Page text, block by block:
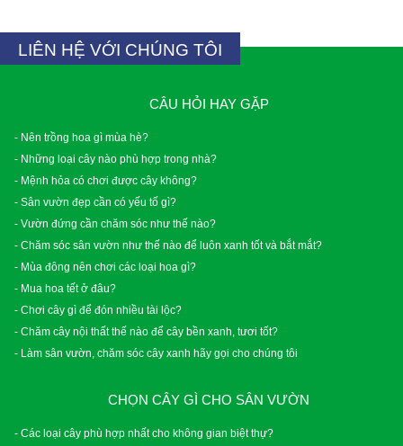
LIÊN HỆ VỚI CHÚNG TÔI
CÂU HỎI HAY GẶP
- Nên trồng hoa gì mùa hè?
- Những loại cây nào phù hợp trong nhà?
- Mệnh hỏa có chơi được cây không?
- Sân vườn đẹp cần có yếu tố gì?
- Vườn đứng cần chăm sóc như thế nào?
- Chăm sóc sân vườn như thế nào để luôn xanh tốt và bắt mắt?
- Mùa đông nên chơi các loại hoa gì?
- Mua hoa tết ở đâu?
- Chơi cây gì để đón nhiều tài lộc?
- Chăm cây nội thất thế nào để cây bền xanh, tươi tốt?
- Làm sân vườn, chăm sóc cây xanh hãy gọi cho chúng tôi
CHỌN CÂY GÌ CHO SÂN VƯỜN
- Các loại cây phù hợp nhất cho không gian biệt thự?